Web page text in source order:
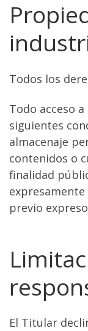
Todos los
Todo acceso
siguientes
almacenaje
contenidos o
finalidad
previo
El Titular